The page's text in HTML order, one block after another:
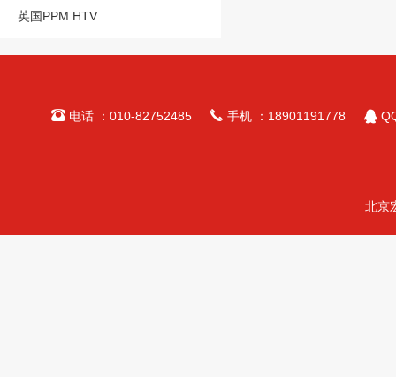
英国PPM HTV
电话 ：010-82752485  手机 ：18901191778 
北京